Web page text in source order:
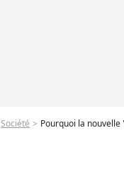
Société Pourquoi la